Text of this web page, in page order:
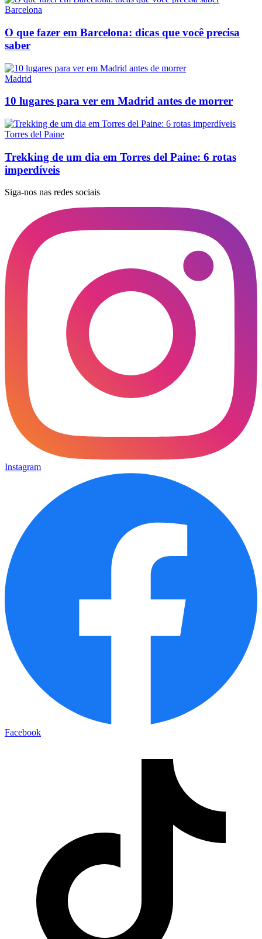
Barcelona
O que fazer em Barcelona: dicas que você precisa
saber
Madrid
10 lugares para ver em Madrid antes de morrer
Torres del Paine
Trekking de um dia em Torres del Paine: 6 rotas
imperdíveis
Siga-nos nas redes sociais
Instagram
Facebook